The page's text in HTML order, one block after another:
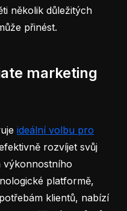
několik důležitých
přinést.
marketing
ideální volbu pro
rozvíjet svůj
výkonnostního
platformě,
klientů, nabízí